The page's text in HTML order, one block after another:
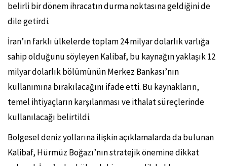
belirli bir dönem ihracatın durma noktasına geldiğini de
dile getirdi.
İran’ın farklı ülkelerde toplam 24 milyar dolarlık varlığa
sahip olduğunu söyleyen Kalibaf, bu kaynağın yaklaşık 12
milyar dolarlık bölümünün Merkez Bankası’nın
kullanımına bırakılacağını ifade etti. Bu kaynakların,
temel ihtiyaçların karşılanması ve ithalat süreçlerinde
kullanılacağı belirtildi.
Bölgesel deniz yollarına ilişkin açıklamalarda da bulunan
Kalibaf, Hürmüz Boğazı’nın stratejik önemine dikkat